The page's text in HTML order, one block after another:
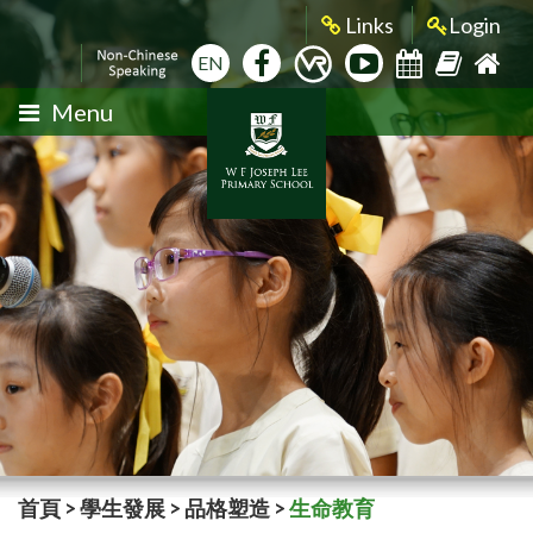
Links Login
EN
Menu
首頁 >學生發展 > 品格塑造 >生命教育